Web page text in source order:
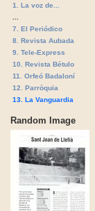
1. La voz de...
7. El Periódico
8. Revista Aubada
9. Tele-Express
10. Revista Bétulo
11. Orfeó Badaloní
12. Parròquia
13. La Vanguardia
Random Image